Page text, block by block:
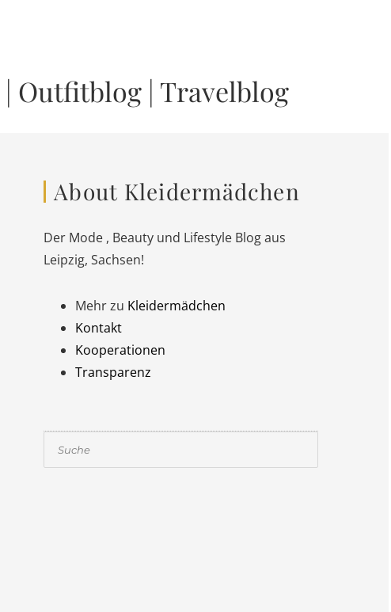
| Outfitblog | Travelblog
About Kleidermädchen
Der Mode , Beauty und Lifestyle Blog aus
Leipzig, Sachsen!
Mehr zu Kleidermädchen
Kontakt
Kooperationen
Transparenz
Suchen